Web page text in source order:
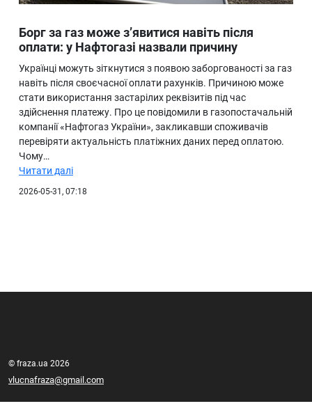
Ukraine
Про нас
Борг за газ може з’явитися навіть після
оплати: у Нафтогазі назвали причину
Українці можуть зіткнутися з появою заборгованості за газ
навіть після своєчасної оплати рахунків. Причиною може
стати використання застарілих реквізитів під час
здійснення платежу. Про це повідомили в газопостачальній
компанії «Нафтогаз України», закликавши споживачів
перевіряти актуальність платіжних даних перед оплатою.
Чому…
Читати далі
2026-05-31, 07:18
© fraza.ua 2026
vlucnafraza@gmail.com